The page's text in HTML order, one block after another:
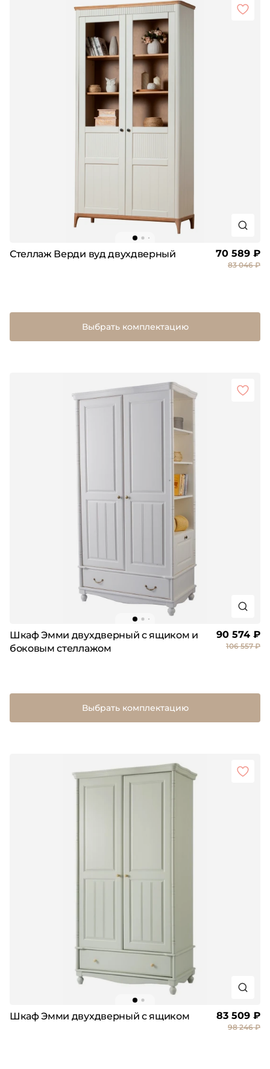
Стеллаж Верди вуд двухдверный 70 589 ₽
83 046 ₽
Выбрать комплектацию
Шкаф Эмми двухдверный с ящиком и
боковым стеллажом
90 574 ₽
106 557 ₽
Выбрать комплектацию
Шкаф Эмми двухдверный с ящиком 83 509 ₽
98 246 ₽